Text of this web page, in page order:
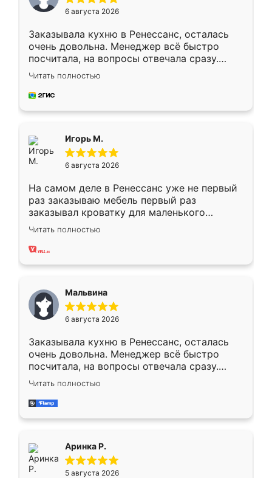
6 августа 2026
Заказывала кухню в Ренессанс, осталась
очень довольна. Менеджер всё быстро
посчитала, на вопросы отвечала сразу.
Замерщик приехал в субботу, подошёл к
делу со всей ответственностью. Собрали
за день, ребята работали аккуратно, даже
Читать полностью
Игорь М.
6 августа 2026
На самом деле в Ренессанс уже не первый
раз заказываю мебель первый раз
заказывал кроватку для маленького
ребёнка при его рождении ,во второй раз
заказал шкаф-купе. По качеству очень
хорошее сборка достаточно быстрая,
меньше, здесь же он более разнообразный.
Мне нравится ,если что-то потребуется из
мебели буду заказывать только здесь.
Читать полностью
Мальвина
6 августа 2026
Заказывала кухню в Ренессанс, осталась
очень довольна. Менеджер всё быстро
посчитала, на вопросы отвечала сразу.
Замерщик приехал в субботу, подошёл к
делу со всей ответственностью. Собрали
за день, ребята работали аккуратно, даже
Читать полностью
Аринка Р.
5 августа 2026